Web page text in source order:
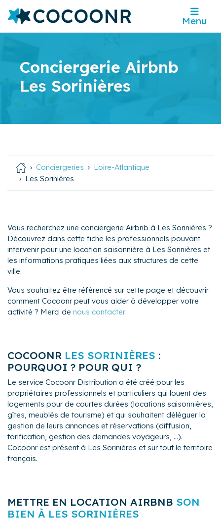
Menu
Conciergerie Airbnb
Les Sorinières
Conciergeries
Loire-Atlantique
Les Sorinières
Vous recherchez une conciergerie Airbnb à Les Sorinières ?
Découvrez dans cette fiche les professionnels pouvant
intervenir pour une location saisonnière à Les Sorinières et
les informations pratiques liées aux structures de cette
ville.
Vous souhaitez être référencé sur cette page et découvrir
comment Cocoonr peut vous aider à développer votre
activité ? Merci de nous contacter.
COCOONR LES SORINIÈRES :
POURQUOI ? POUR QUI ?
Le service Cocoonr Distribution a été créé pour les
propriétaires professionnels et particuliers qui louent des
logements pour de courtes durées (locations saisonnières,
gîtes, meublés de tourisme) et qui souhaitent déléguer la
gestion de leurs annonces et réservations (diffusion,
tarification, gestion des demandes voyageurs, ...).
Cocoonr est présent à Les Sorinières et sur tout le territoire
français.
METTRE EN LOCATION AIRBNB SON
BIEN À LES SORINIÈRES